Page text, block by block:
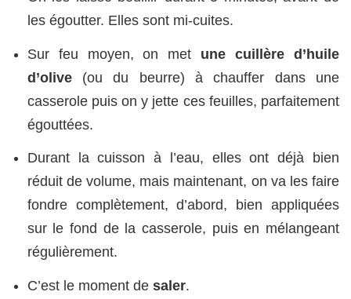
les égoutter. Elles sont mi-cuites.
Sur feu moyen, on met une cuillère d’huile
d’olive(ou du beurre) à chauffer dans une
casserole puis on y jette ces feuilles, parfaitement
égouttées.
Durant la cuisson à l’eau, elles ont déjà bien
réduit de volume, mais maintenant, on va les faire
fondre complètement, d’abord, bien appliquées
sur le fond de la casserole, puis en mélangeant
régulièrement.
C’est le moment de saler.